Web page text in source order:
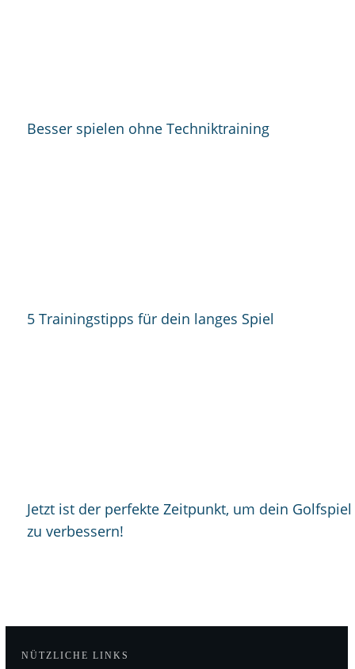
Besser spielen ohne Techniktraining
5 Trainingstipps für dein langes Spiel
Jetzt ist der perfekte Zeitpunkt, um dein Golfspiel
zu verbessern!
NÜTZLICHE LINKS